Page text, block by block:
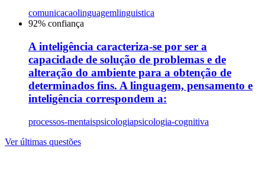
comunicacaolinguagemlinguistica
92% confiança
A inteligência caracteriza-se por ser a
capacidade de solução de problemas e de
alteração do ambiente para a obtenção de
determinados fins. A linguagem, pensamento e
inteligência correspondem a:
processos-mentaispsicologiapsicologia-cognitiva
Ver últimas questões